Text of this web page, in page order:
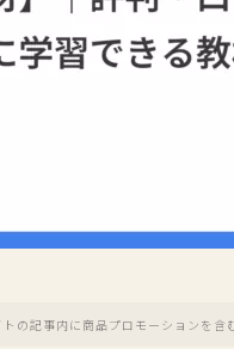
の記事内に商品プロモーションを含